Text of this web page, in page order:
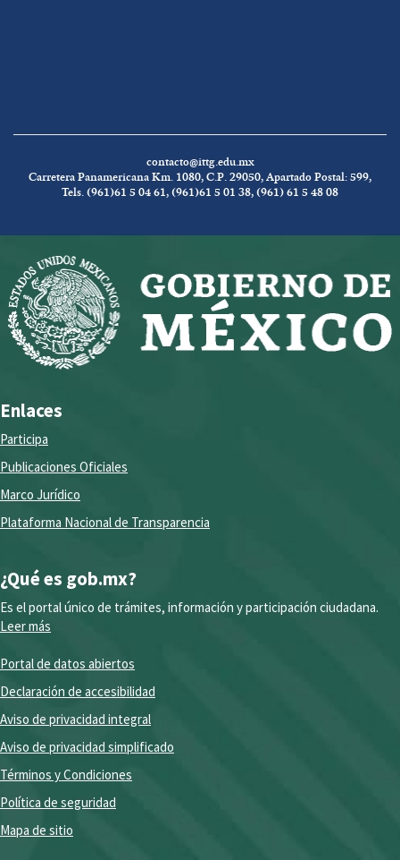
contacto@ittg.edu.mx
Carretera Panamericana Km. 1080, C.P. 29050, Apartado Postal: 599,
Tels. (961)61 5 04 61, (961)61 5 01 38, (961) 61 5 48 08
Enlaces
Participa
Publicaciones Oficiales
Marco Jurídico
Plataforma Nacional de Transparencia
¿Qué es gob.mx?
Es el portal único de trámites, información y participación ciudadana.
Leer más
Portal de datos abiertos
Declaración de accesibilidad
Aviso de privacidad integral
Aviso de privacidad simplificado
Términos y Condiciones
Política de seguridad
Mapa de sitio